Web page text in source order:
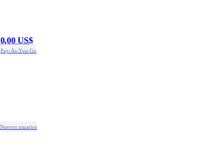
0,00 US$
Pay-As-You-Go
Nuevos usuarios